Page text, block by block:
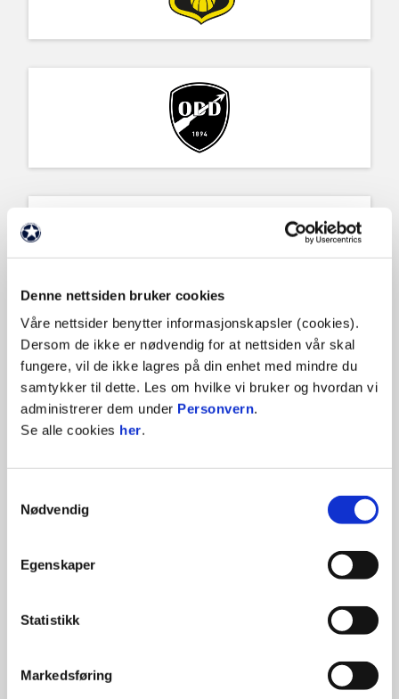
Denne nettsiden bruker cookies
Våre nettsider benytter informasjonskapsler (cookies).
Dersom de ikke er nødvendig for at nettsiden vår skal
fungere, vil de ikke lagres på din enhet med mindre du
samtykker til dette. Les om hvilke vi bruker og hvordan vi
administrerer dem under Personvern.
Se alle cookies her.
Nødvendig
Egenskaper
Statistikk
Markedsføring